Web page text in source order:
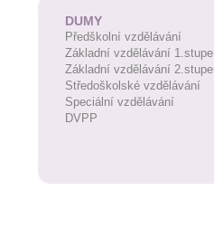
DUMY
Předškolní vzdělávání
Základní vzdělávání
Základní vzdělávání
Středoškolské vzdělávání
Speciální vzdělávání
DVPP